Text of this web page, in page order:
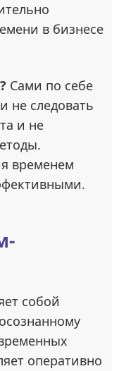
в бизнесе
Сами по себе
не следовать
и не
временем
собой
оперативно